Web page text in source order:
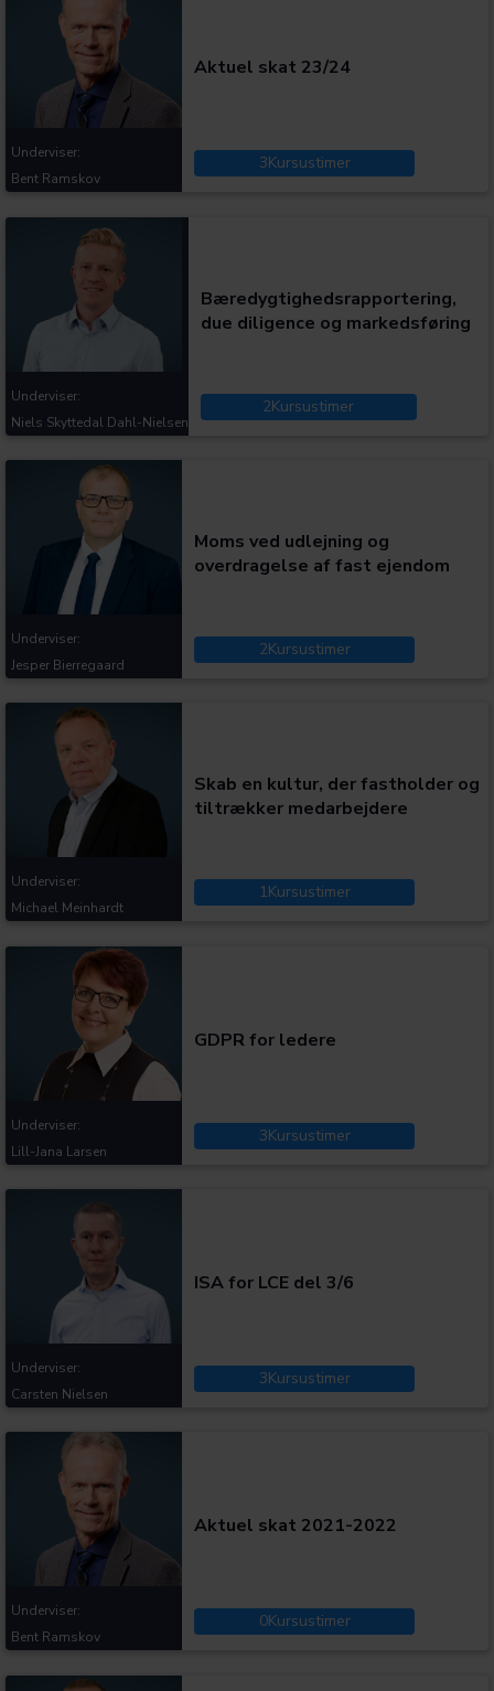
Aktuel skat 23/24
3Kursustimer
Underviser:
Bent Ramskov
Bæredygtighedsrapportering,
due diligence og markedsføring
2Kursustimer
Underviser:
Niels Skyttedal Dahl-Nielsen
Moms ved udlejning og
overdragelse af fast ejendom
2Kursustimer
Underviser:
Jesper Bierregaard
Skab en kultur, der fastholder og
tiltrækker medarbejdere
1Kursustimer
Underviser:
Michael Meinhardt
GDPR for ledere
3Kursustimer
Underviser:
Lill-Jana Larsen
ISA for LCE del 3/6
3Kursustimer
Underviser:
Carsten Nielsen
Aktuel skat 2021-2022
0Kursustimer
Underviser:
Bent Ramskov